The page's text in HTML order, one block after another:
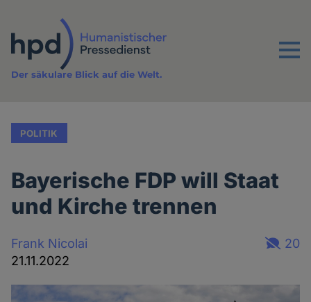
Inhalt
Menu
Der säkulare Blick auf die Welt.
POLITIK
Bayerische FDP will Staat
und Kirche trennen
Frank Nicolai
21.11.2022
20